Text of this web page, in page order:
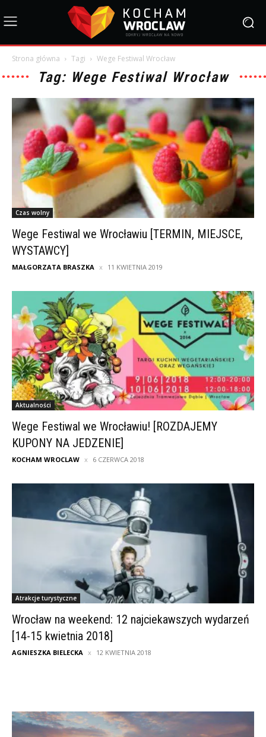
Strona główna Tagi Wege Festiwal Wrocław
Tag: Wege Festiwal Wrocław
Czas wolny
Wege Festiwal we Wrocławiu [TERMIN, MIEJSCE,
WYSTAWCY]
MAŁGORZATA BRASZKA 11 KWIETNIA 2019
Aktualności
Wege Festiwal we Wrocławiu! [ROZDAJEMY
KUPONY NA JEDZENIE]
KOCHAM WROCLAW 6 CZERWCA 2018
Atrakcje turystyczne
Wrocław na weekend: 12 najciekawszych wydarzeń
[14-15 kwietnia 2018]
AGNIESZKA BIELECKA 12 KWIETNIA 2018